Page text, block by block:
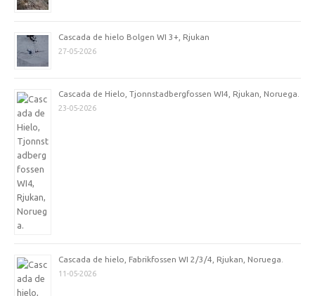
Cascada de hielo Bolgen WI 3+, Rjukan
27-05-2026
Cascada de Hielo, Tjonnstadbergfossen WI4, Rjukan, Noruega.
23-05-2026
Cascada de hielo, Fabrikfossen WI 2/3/4, Rjukan, Noruega.
11-05-2026